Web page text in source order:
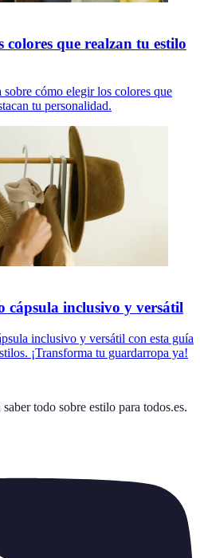
colores que realzan tu estilo
cómo elegir los colores que
tu personalidad.
cápsula inclusivo y versátil
inclusivo y versátil con esta guía
¡Transforma tu guardarropa ya!
todo sobre estilo para todos.es.